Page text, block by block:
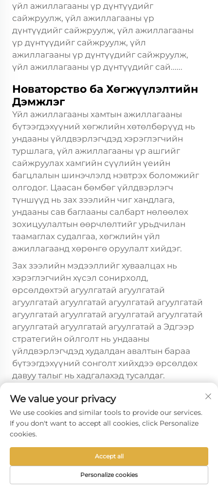
үйл ажиллагааны үр дүнтүүдийг
сайжруулж, үйл ажиллагааны үр
дүнтүүдийг сайжруулж, үйл ажиллагааны
үр дүнтүүдийг сайжруулж, үйл
ажиллагааны үр дүнтүүдийг сайжруулж,
үйл ажиллагааны үр дүнтүүдийг сай......
Новаторство ба Хөгжүүлэлтийн
Дэмжлэг
Үйл ажиллагааны хамтын ажиллагааны
бүтээгдэхүүний хөгжлийн хөтөлбөрүүд нь
ундааны үйлдвэрлэгчдэд хэрэглэгчийн
туршлага, үйл ажиллагааны үр ашгийг
сайжруулах хамгийн сүүлийн үеийн
багцлалын шинэчлэлд нэвтрэх боломжийг
олгодог. Цаасан бөмбөг үйлдвэрлэгч
түншүүд нь зах зээлийн чиг хандлага,
ундааны сав баглааны салбарт нөлөөлөх
зохицуулалтын өөрчлөлтийг урьдчилан
таамаглах судалгаа, хөгжлийн үйл
ажиллагаанд хөрөнгө оруулалт хийдэг.
Зах зээлийн мэдээллийг хуваалцах нь
хэрэглэгчийн хүсэл сонирхолд,
өрсөлдөхтэй агуулгатай агуулгатай
агуулгатай агуулгатай агуулгатай агуулгатай
агуулгатай агуулгатай агуулгатай агуулгатай
агуулгатай агуулгатай агуулгатай а Эдгээр
стратегийн ойлголт нь ундааны
үйлдвэрлэгчдэд худалдан авалтын бараа
бүтээгдэхүүний сонголт хийхдээ өрсөлдөх
давуу талыг нь хадгалахэд тусалдаг.
Анхлан тавих загварын хөгжлийн үйлчилгээ
нь ундааны үйлдвэрлэгчдэд том хэмжээний
үйлдвэрлэлийг эхлүүлэхээс өмнө шинэ сав
баглаагийн үзэл баримтлалыг туршиж үзэх
ажиллагааны арга нь шинэ багцлалын
шийдвэрийг үйл ажиллагааны шаардлага
болон хэрэглэгчийн хүлээлтэд
We value your privacy
We use cookies and similar tools to provide our services.
If you don't want to accept all cookies, click Personalize
cookies.
Personalize cookies
Accept all